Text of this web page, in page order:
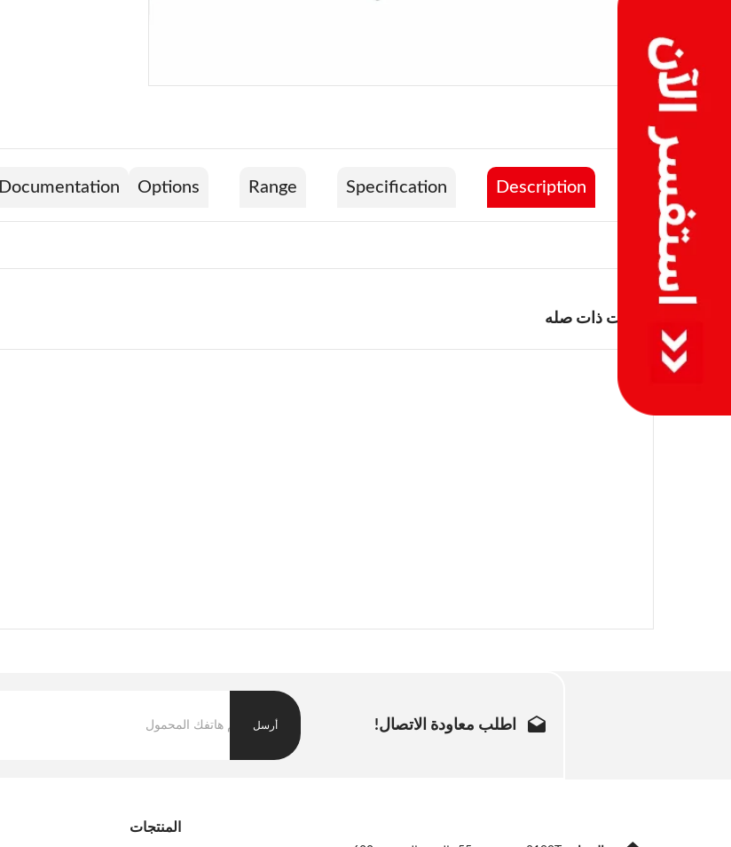
Description
Specification
Range
Options
Documentation
منتجات ذات صله
اطلب معاودة الاتصال! أرسل
المنتجات